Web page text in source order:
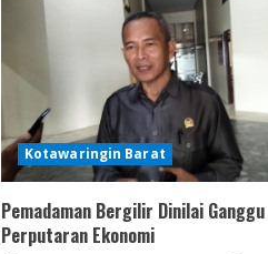
Kotawaringin Barat
Pemadaman Bergilir Dinilai Ganggu
Perputaran Ekonomi